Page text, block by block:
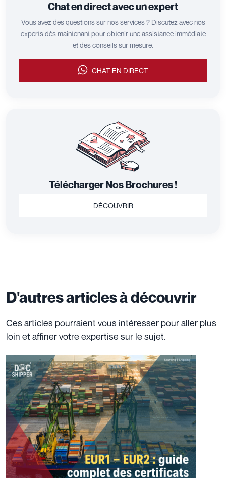
Chat en direct avec un expert
Vous avez des questions sur nos services ? Discutez avec nos
experts dès maintenant pour obtenir une assistance immédiate
et des conseils sur mesure.
CHAT EN DIRECT
Télécharger Nos Brochures !
DÉCOUVRIR
D'autres articles à découvrir
Ces articles pourraient vous intéresser pour aller plus
loin et affiner votre expertise sur le sujet.